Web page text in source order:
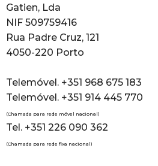
Gatien, Lda
NIF 509759416
Rua Padre Cruz, 121
4050-220 Porto
Telemóvel. +351 968 675 183
Telemóvel. +351 914 445 770
(Chamada para rede móvel nacional)
Tel. +351 226 090 362
(Chamada para rede fixa nacional)